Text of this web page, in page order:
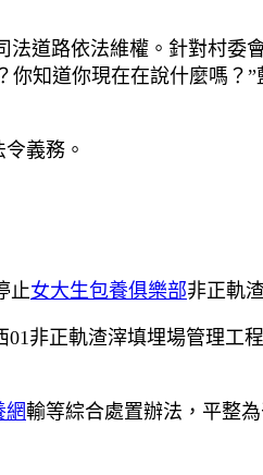
道路依法維權。針對村委
你知道你現在在說什麼嗎？
義務。
止女大生包養俱樂部非正軌
非正軌渣滓填埋場管理工
網輸等綜合處置辦法，平整